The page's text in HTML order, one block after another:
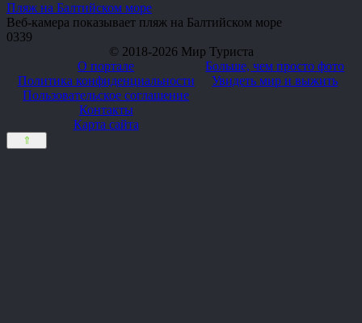
Пляж на Балтийском море
Веб-камера показывает пляж на Балтийском море
0339
© 2018-2026 Мир Туриста
О портале
Политика конфиденциальности
Пользовательское соглашение
Контакты
Карта сайта
Больше, чем просто фото
Увидеть мир и выжить